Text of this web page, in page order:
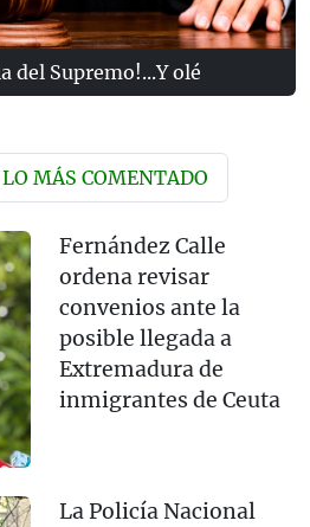
del Supremo!...Y olé
LO MÁS COMENTADO
Fernández Calle
ordena revisar
convenios ante la
posible llegada a
Extremadura de
inmigrantes de Ceuta
La Policía Nacional